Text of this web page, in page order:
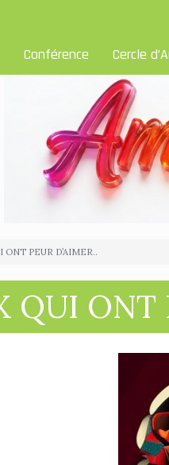
Conférence Cercle
ONT PEUR D’AIMER..
QUI ONT